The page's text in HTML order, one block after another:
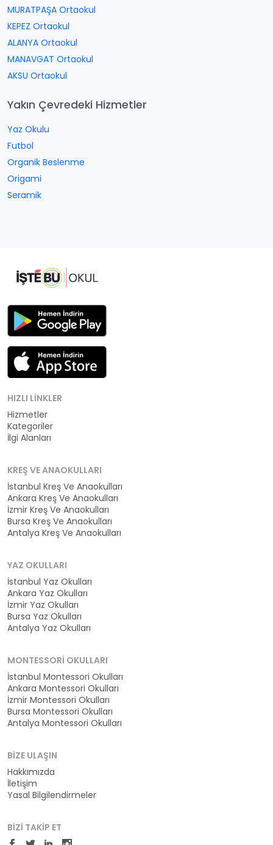
MURATPAŞA Ortaokul
KEPEZ Ortaokul
ALANYA Ortaokul
MANAVGAT Ortaokul
AKSU Ortaokul
Yakın Çevredeki Hizmetler
Yaz Okulu
Futbol
Organik Beslenme
Origami
Seramik
HIZLI LINKLER
Hizmetler
Kategoriler
İlgi Alanları
KREŞ VE ANAOKULLARI
İstanbul Kreş Ve Anaokulları
Ankara Kreş Ve Anaokulları
İzmir Kreş Ve Anaokulları
Bursa Kreş Ve Anaokulları
Antalya Kreş Ve Anaokulları
YAZ OKULLARI
İstanbul Yaz Okulları
Ankara Yaz Okulları
İzmir Yaz Okulları
Bursa Yaz Okulları
Antalya Yaz Okulları
MONTESSORI OKULLARI
İstanbul Montessori Okulları
Ankara Montessori Okulları
İzmir Montessori Okulları
Bursa Montessori Okulları
Antalya Montessori Okulları
BIZE ULAŞIN
Hakkımızda
İletişim
Yasal Bilgilendirmeler
BIZI TAKIP ET